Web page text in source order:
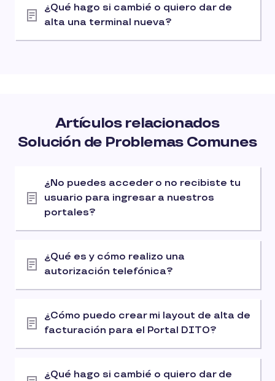
¿Qué hago si cambié o quiero dar de
alta una terminal nueva?
Artículos relacionados
Solución de Problemas Comunes
¿No puedes acceder o no recibiste tu
usuario para ingresar a nuestros
portales?
¿Qué es y cómo realizo una
autorización telefónica?
¿Cómo puedo crear mi layout de alta de
facturación para el Portal DITO?
¿Qué hago si cambié o quiero dar de